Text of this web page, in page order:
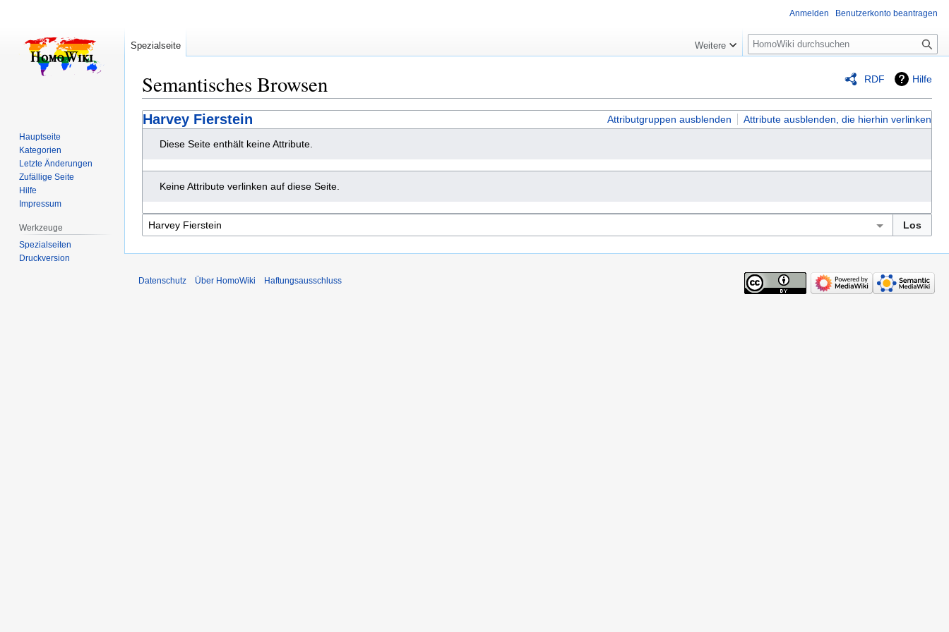
RDF Hilfe
Semantisches Browsen
Zur
Navigation
springen
Zur
Suche
springen
Harvey Fierstein Attributgruppen ausblenden Attribute ausblenden, die hierhin verlinken
Diese Seite enthält keine Attribute.
Keine Attribute verlinken auf diese Seite.
Anmelden Benutzerkonto beantragen
Spezialseite Weitere
Suche
Hauptseite
Kategorien
Letzte Änderungen
Zufällige Seite
Hilfe
Impressum
Werkzeuge
Spezialseiten
Druckversion
Datenschutz Über HomoWiki Haftungsausschluss